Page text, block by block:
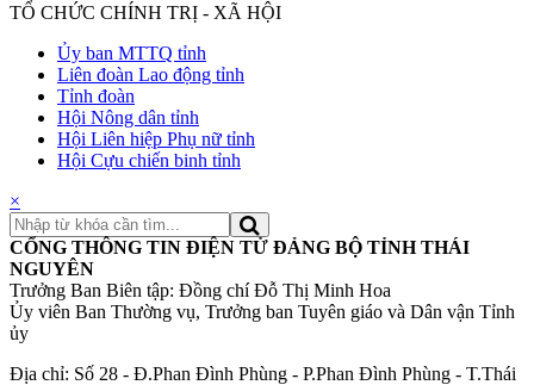
TỔ CHỨC CHÍNH TRỊ - XÃ HỘI
Ủy ban MTTQ tỉnh
Liên đoàn Lao động tỉnh
Tỉnh đoàn
Hội Nông dân tỉnh
Hội Liên hiệp Phụ nữ tỉnh
Hội Cựu chiến binh tỉnh
×
CỔNG THÔNG TIN ĐIỆN TỬ ĐẢNG BỘ TỈNH THÁI
NGUYÊN
Trưởng Ban Biên tập: Đồng chí Đỗ Thị Minh Hoa
Ủy viên Ban Thường vụ, Trưởng ban Tuyên giáo và Dân vận Tỉnh
ủy
Địa chỉ: Số 28 - Đ.Phan Đình Phùng - P.Phan Đình Phùng - T.Thái